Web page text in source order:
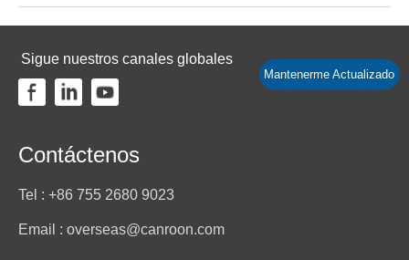
Sigue nuestros canales globales
Mantenerme Actualizado
Contáctenos
Tel : +86 755 2680 9023
Email : overseas@canroon.com